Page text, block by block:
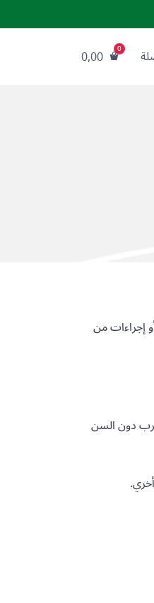
0,00
إجراءات من
دون السن